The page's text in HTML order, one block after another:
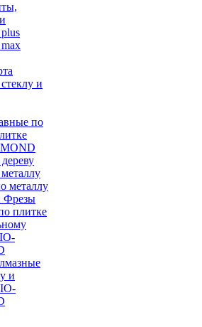
и
по
металлу
Фрезы
плитке
и